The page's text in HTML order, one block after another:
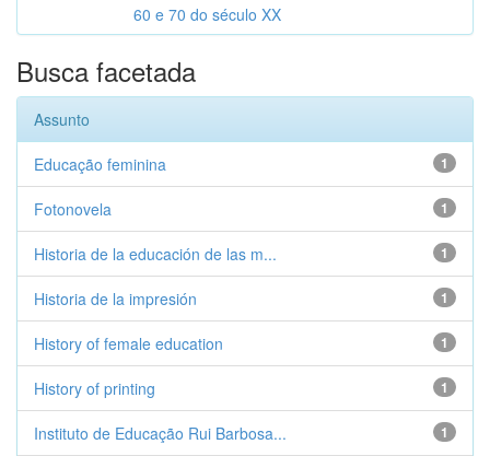
60 e 70 do século XX
Busca facetada
Assunto
1
Educação feminina
1
Fotonovela
1
Historia de la educación de las m...
1
Historia de la impresión
1
History of female education
1
History of printing
1
Instituto de Educação Rui Barbosa...